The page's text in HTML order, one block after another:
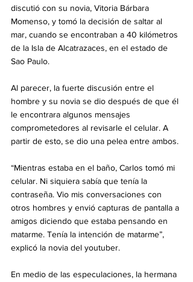
discutió con su novia, Vitoria Bárbara
Momenso, y tomó la decisión de saltar al
mar, cuando se encontraban a 40 kilómetros
de la Isla de Alcatrazaces, en el estado de
Sao Paulo.
Al parecer, la fuerte discusión entre el
hombre y su novia se dio después de que él
le encontrara algunos mensajes
comprometedores al revisarle el celular. A
partir de esto, se dio una pelea entre ambos.
“Mientras estaba en el baño, Carlos tomó mi
celular. Ni siquiera sabía que tenía la
contraseña. Vio mis conversaciones con
otros hombres y envió capturas de pantalla a
amigos diciendo que estaba pensando en
matarme. Tenía la intención de matarme”,
explicó la novia del youtuber.
En medio de las especulaciones, la hermana